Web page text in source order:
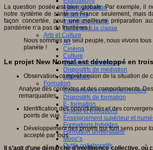
Individualisation
Initiatives
Interdisciplinarité
Outils pour la classe
Arts et Culture
Art
Cinéma
Culture
Culture et numérique
Dispositifs de médiation
Littérature
Formation
Compétences professionnelles
Dispositifs de formation
E- formation
Enjeux et évolutions
Enseignement supérieur et
Formations hybrides
Formation universitaire
Mooc’s
Outils collaboratifs
La question posée est bien globale. Par exemple, il
notre système de santé en France seulement, mais
façon concertée, pour une meilleure préparation
pandémie n’a pas de frontières !...
Nous sommes un seul peuple, nous vivons
planète !
Le projet New Normal est développé en
Observation, compréhension de la situation de
Analyse des contextes et des comportements.
remarquables.
Identification des opportunités et des
points de vue.
Développement des projets qui font sens pour
accepté par tous.
Il s’agit d’une démarche d’intelligence collective, où